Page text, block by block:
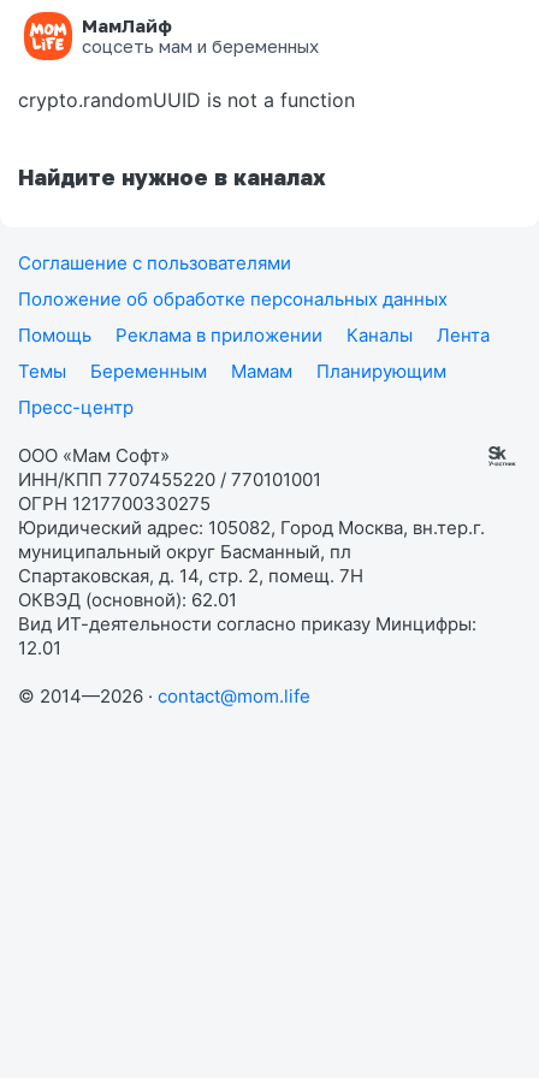
МамЛайф
соцсеть мам и беременных
Ошибка на странице
crypto.randomUUID is not a function
Найдите нужное в каналах
Соглашение с пользователями
Положение об обработке персональных данных
Помощь
Реклама в приложении Каналы
Лента
Темы
Беременным Мамам
Планирующим
Пресс-центр
ООО «Мам Софт»
ИНН/КПП 7707455220 / 770101001
ОГРН 1217700330275
Юридический адрес: 105082, Город Москва, вн.тер.г.
муниципальный округ Басманный, пл
Спартаковская, д. 14, стр. 2, помещ. 7Н
ОКВЭД (основной): 62.01
Вид ИТ-деятельности согласно приказу Минцифры:
12.01
© 2014—2026 · contact@mom.life